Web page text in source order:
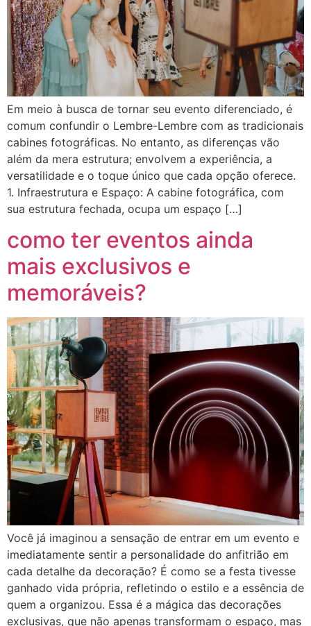
Em meio à busca de tornar seu evento diferenciado, é
comum confundir o Lembre-Lembre com as tradicionais
cabines fotográficas. No entanto, as diferenças vão
além da mera estrutura; envolvem a experiência, a
versatilidade e o toque único que cada opção oferece.
1. Infraestrutura e Espaço: A cabine fotográfica, com
sua estrutura fechada, ocupa um espaço […]
como ter eventos ainda
mais exclusivos e
memoráveis?
Você já imaginou a sensação de entrar em um evento e
imediatamente sentir a personalidade do anfitrião em
cada detalhe da decoração? É como se a festa tivesse
ganhado vida própria, refletindo o estilo e a essência de
quem a organizou. Essa é a mágica das decorações
exclusivas, que não apenas transformam o espaço, mas